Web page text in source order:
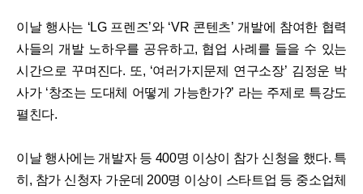
이날 행사는 ‘LG 프렌즈’와 ‘VR 콘텐츠’ 개발에 참여한 협력
사들의 개발 노하우를 공유하고, 협업 사례를 들을 수 있는
시간으로 꾸며진다. 또, ‘여러가지문제 연구소장’ 김정운 박
사가 ‘창조는 도대체 어떻게 가능한가?’ 라는 주제로 특강도
펼친다.
이날 행사에는 개발자 등 400명 이상이 참가 신청을 했다. 특
히, 참가 신청자 가운데 200명 이상이 스타트업 등 중소업체